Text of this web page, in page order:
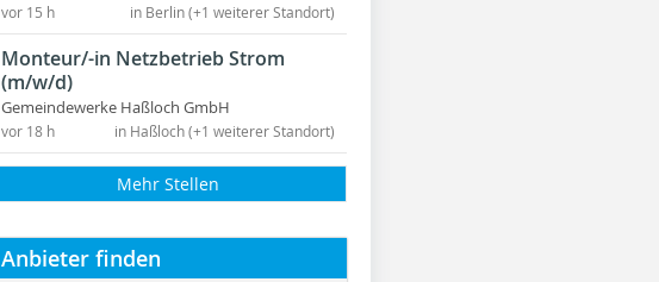
in Berlin (+1 weiterer Standort)
vor 15 h
Monteur/-in Netzbetrieb Strom
(m/w/d)
Gemeindewerke Haßloch GmbH
in Haßloch (+1 weiterer Standort)
vor 18 h
Mehr Stellen
Anbieter finden